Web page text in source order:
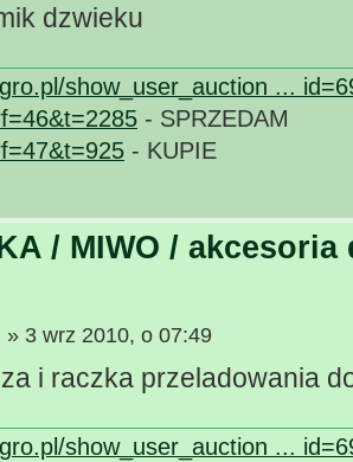
dzwieku
show_user_auction ...
- SPRZEDAM
- KUPIE
/ MIWO / akcesoria
» 3 wrz 2010, o 07:49
i raczka przeladowania
show_user_auction ...